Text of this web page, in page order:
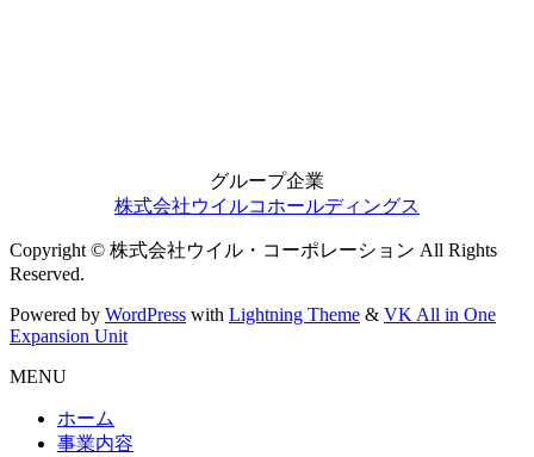
グループ企業
株式会社ウイルコホールディングス
Copyright © 株式会社ウイル・コーポレーション All Rights
Reserved.
Powered by WordPress with Lightning Theme & VK All in One
Expansion Unit
MENU
ホーム
事業内容